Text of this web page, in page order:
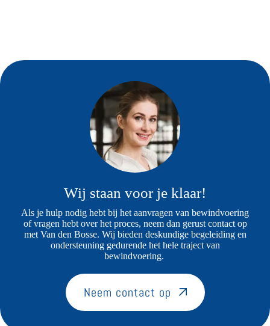
Wij staan voor je klaar!
Als je hulp nodig hebt bij het aanvragen van bewindvoering
of vragen hebt over het proces, neem dan gerust contact op
met Van den Bosse. Wij bieden deskundige begeleiding en
ondersteuning gedurende het hele traject van
bewindvoering.
Neem contact op